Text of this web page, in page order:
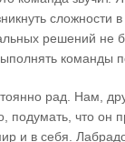
сложности
решений не
команды
рад. Нам,
что он
и в себя.